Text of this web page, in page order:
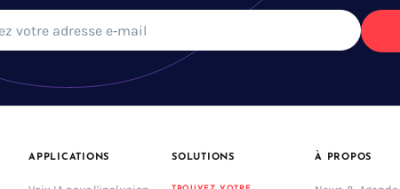
APPLICATIONS SOLUTIONS À PROPOS